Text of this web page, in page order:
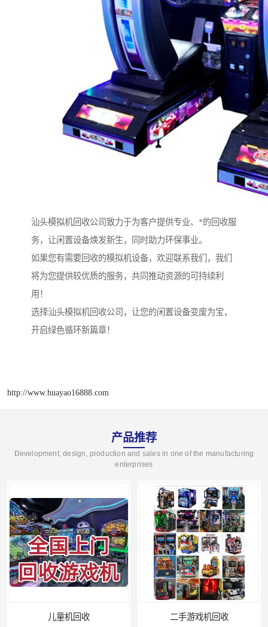
汕头模拟机回收公司致力于为客户提供专业、*的回收服
务，让闲置设备焕发新生，同时助力环保事业。
如果您有需要回收的模拟机设备，欢迎联系我们，我们
将为您提供较优质的服务，共同推动资源的可持续利
用！
选择汕头模拟机回收公司，让您的闲置设备变废为宝，
开启绿色循环新篇章！
http://www.huayao16888.com
产品推荐
Development, design, production and sales in one of the manufacturing
enterprises
二手游戏机回收 游戏厅设备回收